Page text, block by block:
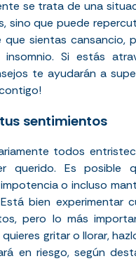
se trata de una
sino que puede
que sientas cansancio,
Si estás
te ayudarán a
sentimientos
todos
querido. Es posible
o incluso
bien experimentar
pero lo más
quieres gritar o llorar,
en riesgo, según